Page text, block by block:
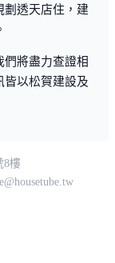
劃透天店住，建
將盡力查證相
皆以松賀建設及
8樓